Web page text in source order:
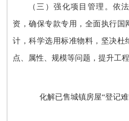
（三）强化项目管理。 依
资，确保专款专用，全面执行国
计，科学选用标准物料，坚决杜
点、属性、规模等问题，提升工
化解已售城镇房屋“登记